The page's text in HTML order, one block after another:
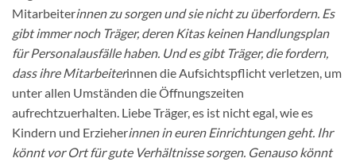
Mitarbeiterinnen zu sorgen und sie nicht zu überfordern. Es
gibt immer noch Träger, deren Kitas keinen Handlungsplan
für Personalausfälle haben. Und es gibt Träger, die fordern,
dass ihre Mitarbeiterinnen die Aufsichtspflicht verletzen, um
unter allen Umständen die Öffnungszeiten
aufrechtzuerhalten. Liebe Träger, es ist nicht egal, wie es
Kindern und Erzieherinnen in euren Einrichtungen geht. Ihr
könnt vor Ort für gute Verhältnisse sorgen. Genauso könnt